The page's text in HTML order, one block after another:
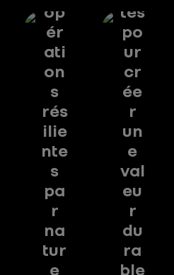
op
ér
ati
on
s
rés
ilie
nte
s
pa
r
na
tur
e
tes
po
ur
cr
ée
r
un
e
val
eu
r
du
ra
ble